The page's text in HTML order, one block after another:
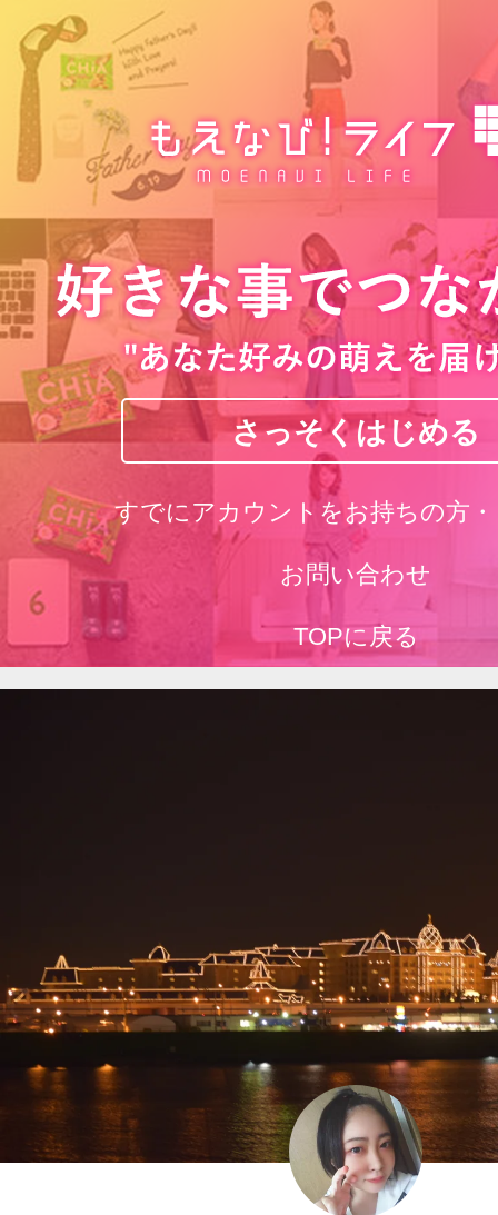
さっそくはじめる
すでにアカウントをお持ちの方
お問い合わせ
TOPに戻る